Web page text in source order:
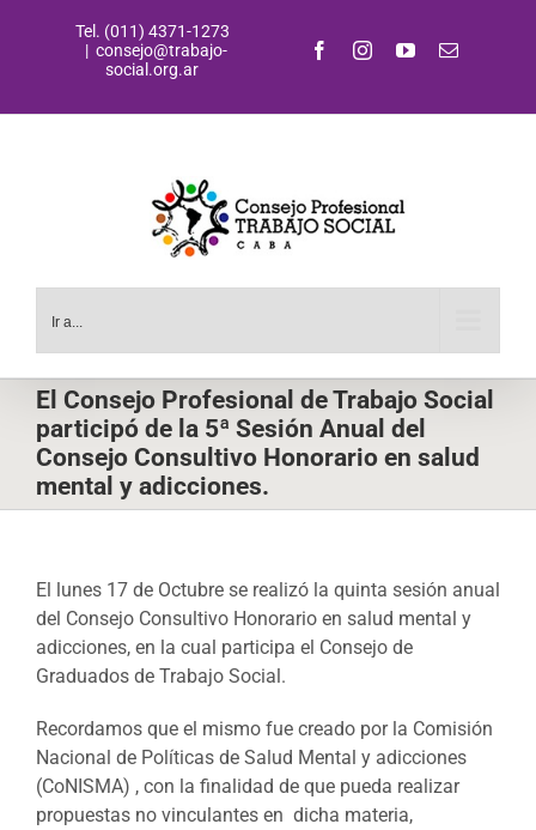
Tel. (011) 4371-1273
| consejo@trabajo-
social.org.ar
FacebookInstagramYouTubeCorreo
Ir a...
El Consejo Profesional de Trabajo Social
participó de la 5ª Sesión Anual del
Consejo Consultivo Honorario en salud
mental y adicciones.
El lunes 17 de Octubre se realizó la quinta sesión anual
del Consejo Consultivo Honorario en salud mental y
adicciones, en la cual participa el Consejo de
Graduados de Trabajo Social.
Recordamos que el mismo fue creado por la Comisión
Nacional de Políticas de Salud Mental y adicciones
(CoNISMA) , con la finalidad de que pueda realizar
propuestas no vinculantes en dicha materia,